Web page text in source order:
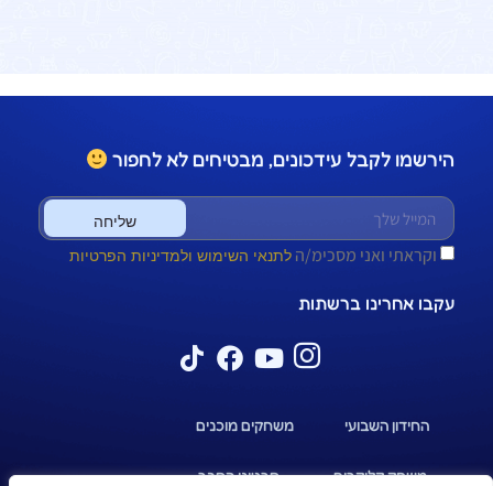
הירשמו לקבל עידכונים, מבטיחים לא לחפור
וקראתי ואני מסכימ/ה לתנאי השימוש ולמדיניות הפרטיות
שליחה
עקבו אחרינו ברשתות
החידון השבועי משחקים מוכנים
משחק קליקרים סרטוני הסבר